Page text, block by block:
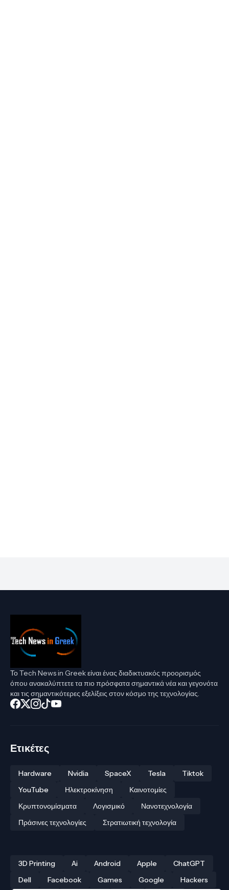
Το Tech News in Greek είναι ένας διαδικτυακός προορισμός
όπου ανακαλύπτετε τα πιο πρόσφατα σημαντικά νέα και γεγονότα
και τις σημαντικότερες εξελίξεις στον κόσμο της τεχνολογίας.
Ετικέτες
Hardware Nvidia SpaceX Tesla
Tiktok
YouTube
Ηλεκτροκίνηση
Καινοτομίες
Κρυπτονομίσματα
Λογισμικό
Νανοτεχνολογία
Πράσινες τεχνολογίες
Στρατιωτική τεχνολογία
3D Printing Ai Android Apple
ChatGPT
Dell
Facebook Games Google Hackers